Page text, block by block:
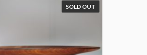
SOLD OUT